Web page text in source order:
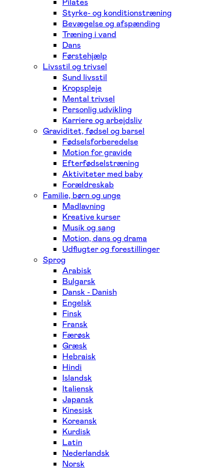
Styrke- og konditionstræning
Bevægelse og afspænding
Træning i vand
Dans
Førstehjælp
Livsstil og trivsel
Sund livsstil
Kropspleje
Mental trivsel
Personlig udvikling
Karriere og arbejdsliv
Graviditet, fødsel og barsel
Fødselsforberedelse
Motion for gravide
Efterfødselstræning
Aktiviteter med baby
Forældreskab
Familie, børn og unge
Madlavning
Kreative kurser
Musik og sang
Motion, dans og drama
Udflugter og forestillinger
Sprog
Arabisk
Bulgarsk
Dansk - Danish
Engelsk
Finsk
Fransk
Færøsk
Græsk
Hebraisk
Hindi
Islandsk
Italiensk
Japansk
Kinesisk
Koreansk
Kurdisk
Latin
Nederlandsk
Norsk